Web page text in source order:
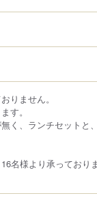
りません。
す。
く、ランチセットと
名様より承っておりま